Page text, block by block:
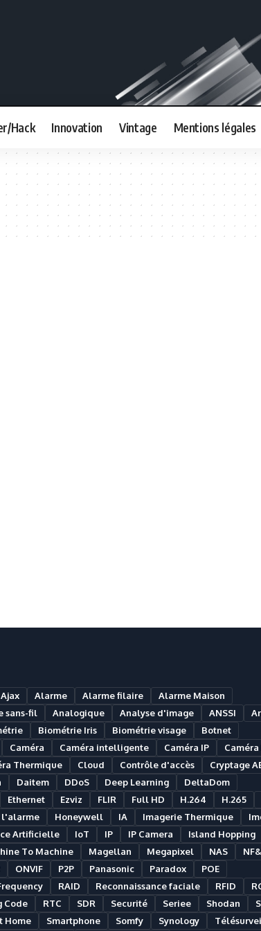
Hack Innovation Vintage Mentions légales
Ajax Alarme Alarme filaire
Alarme Maison
sans-fil Analogique Analyse d'image ANSSI
Biométrie Iris Biométrie visage
Botnet
Caméra Caméra intelligente Caméra IP
Caméra
Thermique Cloud Contrôle d'accès
Cryptage
Daitem DDoS Deep Learning
DeltaDom
Ethernet Ezviz FLIR Full HD H.264 H.265
l'alarme Honeywell IA Imagerie Thermique
Artificielle IoT IP IP Camera
Island Hopping
To Machine Magellan Megapixel NAS
ONVIF P2P Panasonic Paradox
POE
RAID Reconnaissance faciale RFID
Code RTC SDR Securité Seriee Shodan
Home Smartphone Somfy Synology